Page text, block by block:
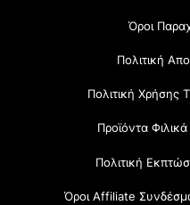
Όροι
Πολιτική
Πολιτική Χρήσης
Προϊόντα
Πολιτική
Όροι Affiliate